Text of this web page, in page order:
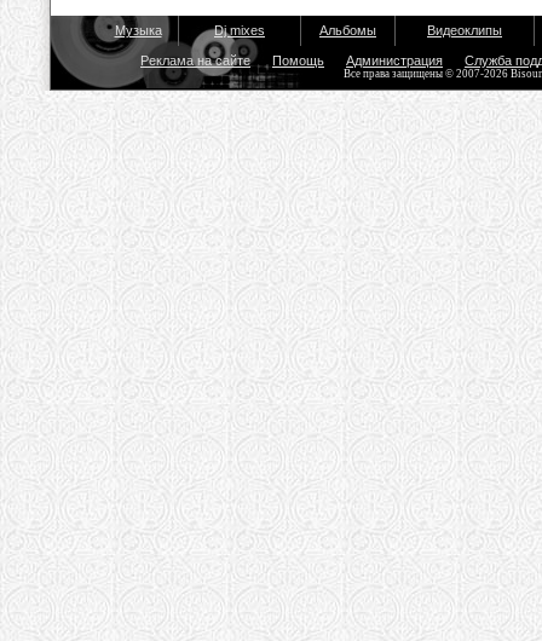
Музыка Dj mixes Альбомы Видеоклипы
Реклама на сайте Помощь Администрация Служба
Все права защищены © 2007-2026